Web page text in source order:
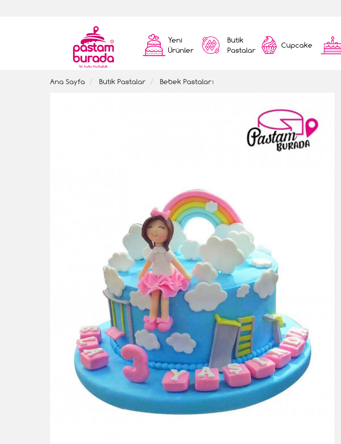
Yeni
Ürünler
Butik
Pastalar
Cupcake
Ana Sayfa Butik Pastalar Bebek Pastaları